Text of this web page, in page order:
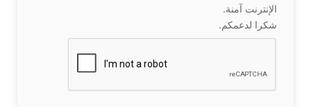
الإنترنت آمنة.
شكرا لدعمكم.